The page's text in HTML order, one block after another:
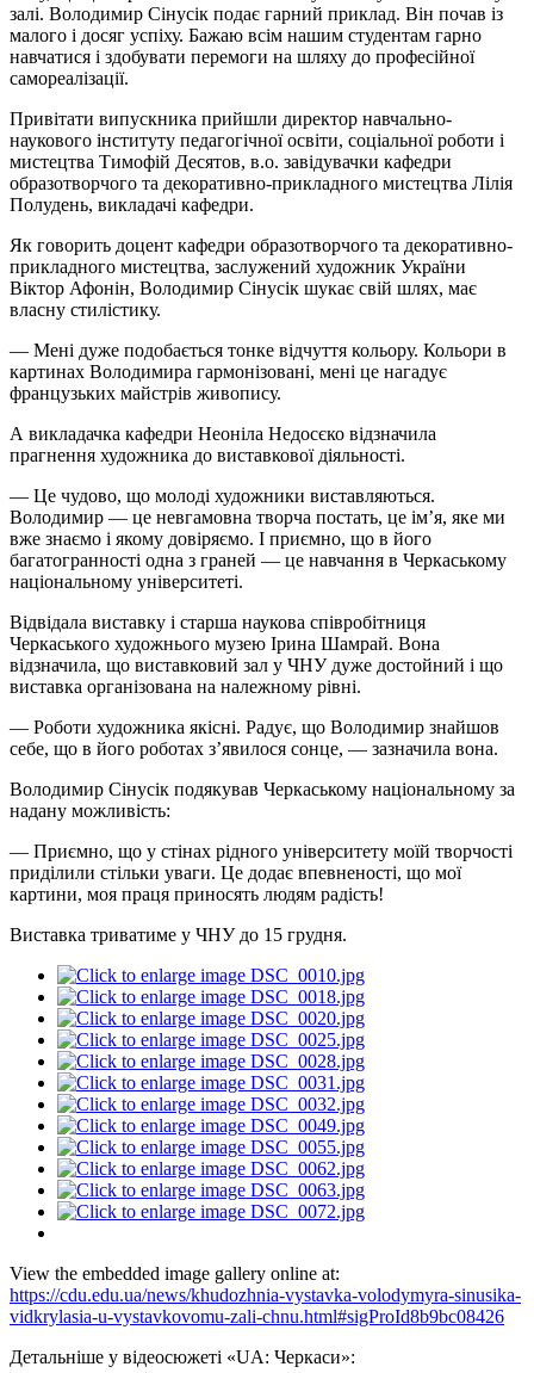
залі. Володимир Сінусік подає гарний приклад. Він почав із
малого і досяг успіху. Бажаю всім нашим студентам гарно
навчатися і здобувати перемоги на шляху до професійної
самореалізації.
Привітати випускника прийшли директор навчально-
наукового інституту педагогічної освіти, соціальної роботи і
мистецтва Тимофій Десятов, в.о. завідувачки кафедри
образотворчого та декоративно-прикладного мистецтва Лілія
Полудень, викладачі кафедри.
Як говорить доцент кафедри образотворчого та декоративно-
прикладного мистецтва, заслужений художник України
Віктор Афонін, Володимир Сінусік шукає свій шлях, має
власну стилістику.
— Мені дуже подобається тонке відчуття кольору. Кольори в
картинах Володимира гармонізовані, мені це нагадує
французьких майстрів живопису.
А викладачка кафедри Неоніла Недосєко відзначила
прагнення художника до виставкової діяльності.
— Це чудово, що молоді художники виставляються.
Володимир — це невгамовна творча постать, це ім’я, яке ми
вже знаємо і якому довіряємо. І приємно, що в його
багатогранності одна з граней — це навчання в Черкаському
національному університеті.
Відвідала виставку і старша наукова співробітниця
Черкаського художнього музею Ірина Шамрай. Вона
відзначила, що виставковий зал у ЧНУ дуже достойний і що
виставка організована на належному рівні.
— Роботи художника якісні. Радує, що Володимир знайшов
себе, що в його роботах з’явилося сонце, — зазначила вона.
Володимир Сінусік подякував Черкаському національному за
надану можливість:
— Приємно, що у стінах рідного університету моїй творчості
приділили стільки уваги. Це додає впевненості, що мої
картини, моя праця приносять людям радість!
Виставка триватиме у ЧНУ до 15 грудня.
View the embedded image gallery online at:
https://cdu.edu.ua/news/khudozhnia-vystavka-volodymyra-sinusika-
vidkrylasia-u-vystavkovomu-zali-chnu.html#sigProId8b9bc08426
Детальніше у відеосюжеті «UA: Черкаси»: